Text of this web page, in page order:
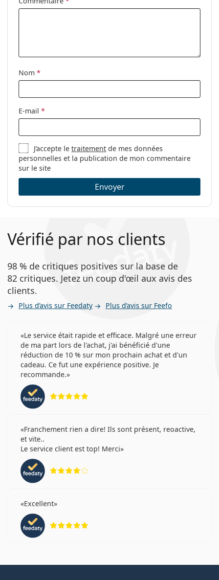
nettoyage:
Autres
Catégorie:
Marque:
Code:
Nom *
E-mail *
J’accepte letraitement de mes données
personnelles et la publication de mon commentaire
sur le site
Envoyer
Vérifié par nos clients
98 % de critiques positives sur la base de
82 critiques. Jetez un coup d'œil aux avis des
clients.
Plus d’avis sur Feedaty Plus d’avis sur Feefo
Le service était rapide et efficace. Malgré une erreur
de ma part lors de l'achat, j'ai bénéficié d'une
réduction de 10 % sur mon prochain achat et d'un
cadeau. Ce fut une expérience positive. Je
recommande.
Franchement rien a dire! Ils sont présent, reoactive,
et vite..
Le service client est top! Merci
Excellent